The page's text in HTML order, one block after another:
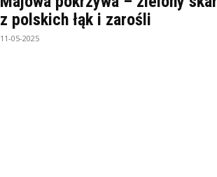
z polskich łąk i zarośli
11-05-2025